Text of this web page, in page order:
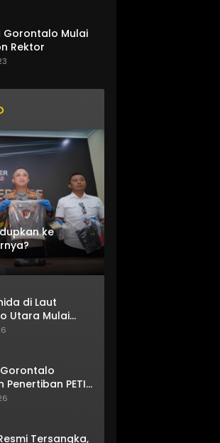
Gorontalo Mulai
Rektor
ke
di Laut
Utara Mulai
Penertiban PETI
Tersangka,